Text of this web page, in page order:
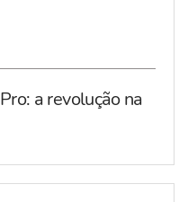
a revolução na